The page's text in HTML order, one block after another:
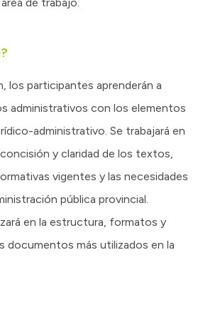
los participantes aprenderán a
administrativos con los elementos
administrativo. Se trabajará en
y claridad de los textos,
vigentes y las necesidades
pública provincial.
en la estructura, formatos y
documentos más utilizados en la